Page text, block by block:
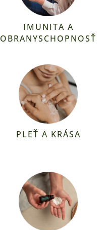
IMUNITA A
OBRANYSCHOPNOSŤ
PLEŤ A KRÁSA